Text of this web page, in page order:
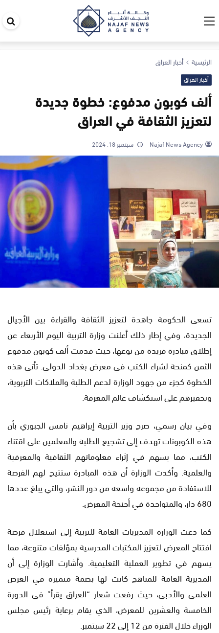
الرئيسية أخبار العراق
أخبار العراق
ألف كوبون مدفوع: خطوة جديدة
لتعزيز الثقافة في العراق
Najaf News Agency سبتمبر 18, 2024
تسعى الحكومة جاهدة لتعزيز الثقافة والقراءة بين الأجيال
الجديدة، وفي إطار ذلك أعلنت وزارة التربية اليوم الأربعاء عن
إطلاق مبادرة فريدة من نوعها، حيث قدمت ألف كوبون مدفوع
الثمن كمنحة لشراء الكتب في معرض بغداد الدولي. تأتي هذه
الخطوة كجزء من جهود الوزارة لدعم الطلبة والملاكات التربوية،
وتحفيزهم على استكشاف عالم المعرفة.
وفي بيان رسمي، صرح وزير التربية إبراهيم نامس الجبوري بأن
هذه الكوبونات تهدف إلى تشجيع الطلبة والمعلمين على اقتناء
الكتب، مما يسهم في إثراء معلوماتهم الثقافية والمعرفية
والعلمية. وأكدت الوزارة أن هذه المبادرة ستتيح لهم الفرصة
للاستفادة من مجموعة واسعة من دور النشر، والتي يبلغ عددها
680 دار، والمتواجدة في أجنحة المعرض.
كما دعت الوزارة المديريات العامة للتربية إلى استغلال فرصة
افتتاح المعرض لتعزيز المكتبات المدرسية بمؤلفات متنوعة، مما
يسهم في تطوير العملية التعليمية. وأشارت الوزارة إلى أن
المديرية العامة للمناهج كانت لها بصمة متميزة في العرض
العلمي والأدبي، حيث رفعت شعار “العراق يقرأ” في الدورة
الخامسة والعشرين للمعرض، الذي يقام برعاية رئيس مجلس
الوزراء خلال الفترة من 12 إلى 22 سبتمبر.